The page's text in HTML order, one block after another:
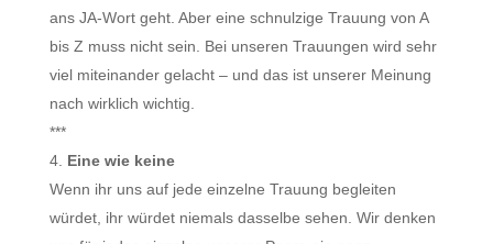
ans JA-Wort geht. Aber eine schnulzige Trauung von A
bis Z muss nicht sein. Bei unseren Trauungen wird sehr
viel miteinander gelacht – und das ist unserer Meinung
nach wirklich wichtig.
***
Eine wie keine
Wenn ihr uns auf jede einzelne Trauung begleiten
würdet, ihr würdet niemals dasselbe sehen. Wir denken